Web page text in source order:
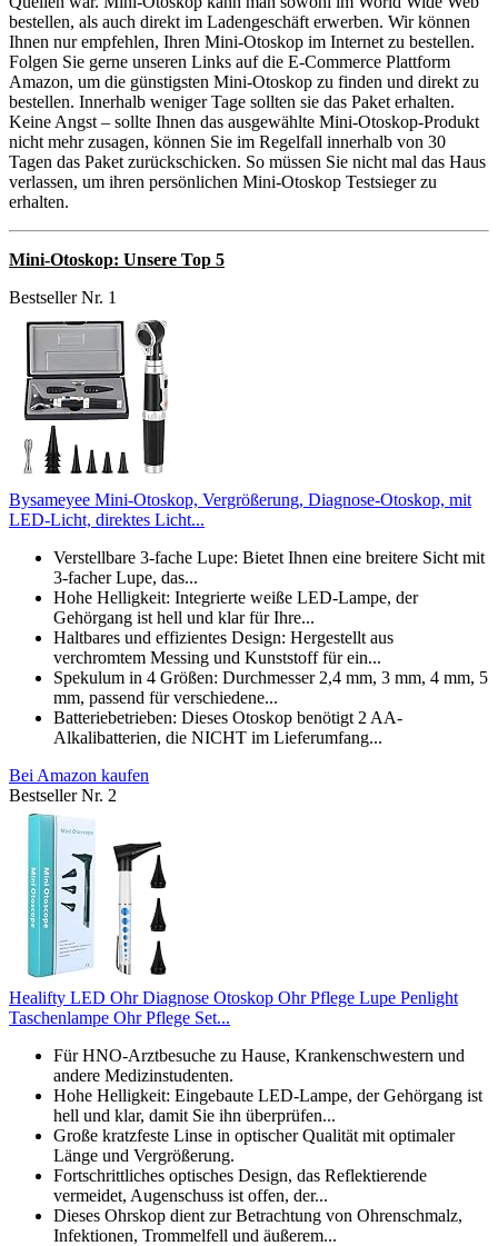
bestellen, als auch direkt im Ladengeschäft erwerben. Wir können
Ihnen nur empfehlen, Ihren Mini-Otoskop im Internet zu bestellen.
Folgen Sie gerne unseren Links auf die E-Commerce Plattform
Amazon, um die günstigsten Mini-Otoskop zu finden und direkt zu
bestellen. Innerhalb weniger Tage sollten sie das Paket erhalten.
Keine Angst – sollte Ihnen das ausgewählte Mini-Otoskop-Produkt
nicht mehr zusagen, können Sie im Regelfall innerhalb von 30
Tagen das Paket zurückschicken. So müssen Sie nicht mal das Haus
verlassen, um ihren persönlichen Mini-Otoskop Testsieger zu
erhalten.
Mini-Otoskop: Unsere Top 5
Bestseller Nr. 1
Bysameyee Mini-Otoskop, Vergrößerung, Diagnose-Otoskop, mit
LED-Licht, direktes Licht...
Verstellbare 3-fache Lupe: Bietet Ihnen eine breitere Sicht mit
3-facher Lupe, das...
Hohe Helligkeit: Integrierte weiße LED-Lampe, der
Gehörgang ist hell und klar für Ihre...
Haltbares und effizientes Design: Hergestellt aus
verchromtem Messing und Kunststoff für ein...
Spekulum in 4 Größen: Durchmesser 2,4 mm, 3 mm, 4 mm, 5
mm, passend für verschiedene...
Batteriebetrieben: Dieses Otoskop benötigt 2 AA-
Alkalibatterien, die NICHT im Lieferumfang...
Bei Amazon kaufen
Bestseller Nr. 2
Healifty LED Ohr Diagnose Otoskop Ohr Pflege Lupe Penlight
Taschenlampe Ohr Pflege Set...
Für HNO-Arztbesuche zu Hause, Krankenschwestern und
andere Medizinstudenten.
Hohe Helligkeit: Eingebaute LED-Lampe, der Gehörgang ist
hell und klar, damit Sie ihn überprüfen...
Große kratzfeste Linse in optischer Qualität mit optimaler
Länge und Vergrößerung.
Fortschrittliches optisches Design, das Reflektierende
vermeidet, Augenschuss ist offen, der...
Dieses Ohrskop dient zur Betrachtung von Ohrenschmalz,
Infektionen, Trommelfell und äußerem...